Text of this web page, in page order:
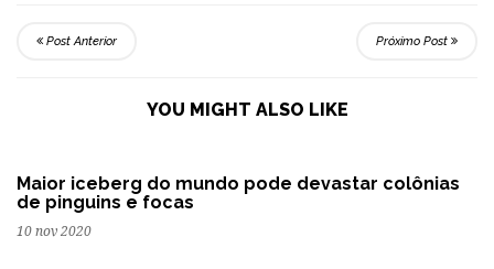
Post Anterior Próximo Post
YOU MIGHT ALSO LIKE
Maior iceberg do mundo pode devastar colônias
de pinguins e focas
10 nov 2020